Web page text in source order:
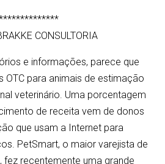
CONSULTORIA
e informações, parece que
OTC para animais de estimação
veterinário. Uma porcentagem
de receita vem de donos
que usam a Internet para
PetSmart, o maior varejista de
fez recentemente uma grande